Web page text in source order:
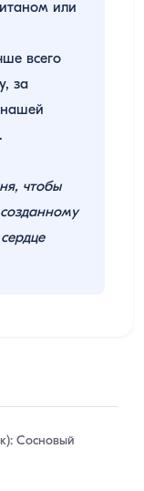
или
всего
за
нашей
чтобы
Сосновый